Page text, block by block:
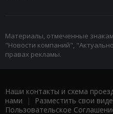
Материалы, отмеченные
"Новости компаний",
правах рекламы.
Наши контакты и схема
нами | Разместить свои
Пользовательское